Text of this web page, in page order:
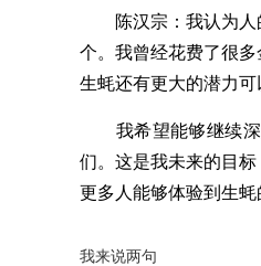
陈汉宗：我认为人的
个。我曾经花费了很
生蚝还有更大的潜力可
我希望能够继续深
们。这是我未来的目
更多人能够体验到生
我来说两句